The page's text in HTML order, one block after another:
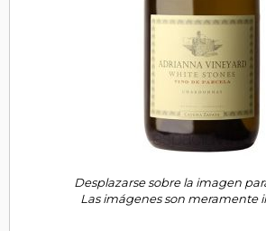
Desplazarse sobre la imagen
Las imágenes son meramente